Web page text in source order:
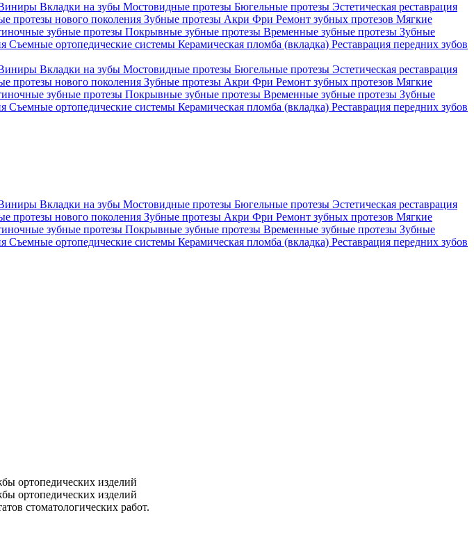
Вкладки на зубы Мостовидные протезы Бюгельные протезы Эстетическая реставрация
протезы нового поколения Зубные протезы Акри Фри Ремонт зубных протезов Мягкие
зубные протезы Покрывные зубные протезы Временные зубные протезы Зубные
Съемные ортопедические системы Керамическая пломба (вкладка) Реставрация передних зубов
Вкладки на зубы Мостовидные протезы Бюгельные протезы Эстетическая реставрация
протезы нового поколения Зубные протезы Акри Фри Ремонт зубных протезов Мягкие
зубные протезы Покрывные зубные протезы Временные зубные протезы Зубные
Съемные ортопедические системы Керамическая пломба (вкладка) Реставрация передних зубов
Вкладки на зубы Мостовидные протезы Бюгельные протезы Эстетическая реставрация
протезы нового поколения Зубные протезы Акри Фри Ремонт зубных протезов Мягкие
зубные протезы Покрывные зубные протезы Временные зубные протезы Зубные
Съемные ортопедические системы Керамическая пломба (вкладка) Реставрация передних зубов
ортопедических изделий
ортопедических изделий
стоматологических работ.